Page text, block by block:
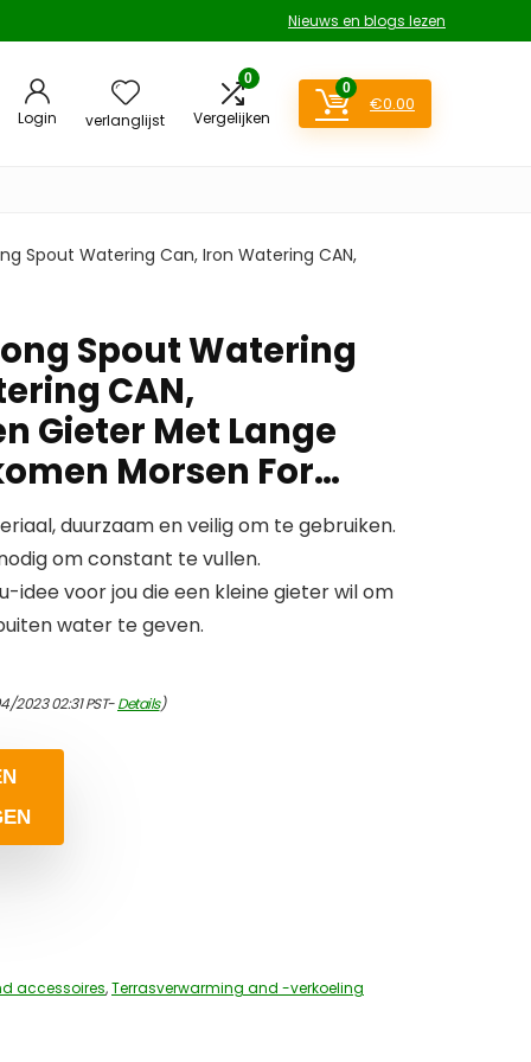
Nieuws en blogs lezen
Login verlanglijst
0
Vergelijken
0
€0.00
Spout Watering Can, Iron Watering CAN,
Spout Watering
CAN,
Gieter Met Lange
Morsen For…
duurzaam en veilig om te gebruiken.
om constant te vullen.
idee voor jou die een kleine gieter wil om
water te geven.
2023 02:31 PST-Details)
accessoires,Terrasverwarming and -verkoeling